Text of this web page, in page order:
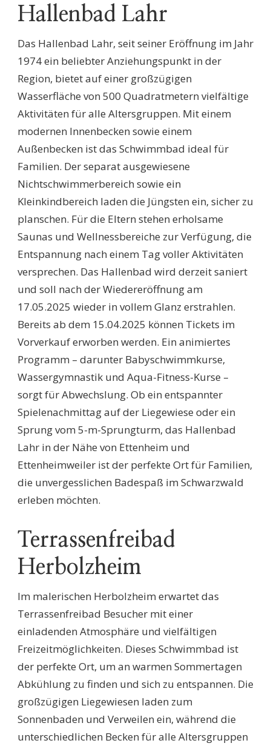
Hallenbad Lahr
Das Hallenbad Lahr, seit seiner Eröffnung im Jahr
1974 ein beliebter Anziehungspunkt in der
Region, bietet auf einer großzügigen
Wasserfläche von 500 Quadratmetern vielfältige
Aktivitäten für alle Altersgruppen. Mit einem
modernen Innenbecken sowie einem
Außenbecken ist das Schwimmbad ideal für
Familien. Der separat ausgewiesene
Nichtschwimmerbereich sowie ein
Kleinkindbereich laden die Jüngsten ein, sicher zu
planschen. Für die Eltern stehen erholsame
Saunas und Wellnessbereiche zur Verfügung, die
Entspannung nach einem Tag voller Aktivitäten
versprechen. Das Hallenbad wird derzeit saniert
und soll nach der Wiedereröffnung am
17.05.2025 wieder in vollem Glanz erstrahlen.
Bereits ab dem 15.04.2025 können Tickets im
Vorverkauf erworben werden. Ein animiertes
Programm – darunter Babyschwimmkurse,
Wassergymnastik und Aqua-Fitness-Kurse –
sorgt für Abwechslung. Ob ein entspannter
Spielenachmittag auf der Liegewiese oder ein
Sprung vom 5-m-Sprungturm, das Hallenbad
Lahr in der Nähe von Ettenheim und
Ettenheimweiler ist der perfekte Ort für Familien,
die unvergesslichen Badespaß im Schwarzwald
erleben möchten.
Terrassenfreibad
Herbolzheim
Im malerischen Herbolzheim erwartet das
Terrassenfreibad Besucher mit einer
einladenden Atmosphäre und vielfältigen
Freizeitmöglichkeiten. Dieses Schwimmbad ist
der perfekte Ort, um an warmen Sommertagen
Abkühlung zu finden und sich zu entspannen. Die
großzügigen Liegewiesen laden zum
Sonnenbaden und Verweilen ein, während die
unterschiedlichen Becken für alle Altersgruppen